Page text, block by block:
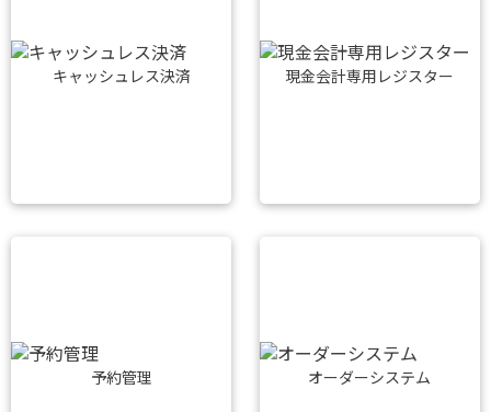
キャッシュレス決済 現金会計専用レジスター
予約管理 オーダーシステム